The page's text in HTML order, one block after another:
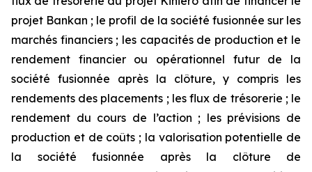
projet Bankan ; le profil de la société fusionnée sur les
marchés financiers ; les capacités de production et le
rendement financier ou opérationnel futur de la
société fusionnée après la clôture, y compris les
rendements des placements ; les flux de trésorerie ; le
rendement du cours de l’action ; les prévisions de
production et de coûts ; la valorisation potentielle de
la société fusionnée après la clôture de